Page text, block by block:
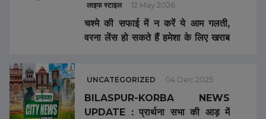
लाइफ स्टाइल 12 May 2026
चश्मे की सफाई में न करें ये आम गलती,
वरना लेंस हो सकते हैं हमेशा के लिए खराब
UNCATEGORIZED 04 Dec 2025
BILASPUR-KORBA NEWS
UPDATE : प्रार्थना सभा की आड़ में